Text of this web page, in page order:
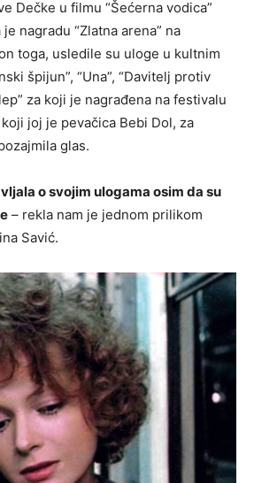
Dečke u filmu “Šećerna vodica”
nagradu “Zlatna arena” na
toga, usledile su uloge u kultnim
špijun”, “Una”, “Davitelj protiv
za koji je nagrađena na festivalu
joj je pevačica Bebi Dol, za
glas.
o svojim ulogama osim da su
– rekla nam je jednom prilikom
Savić.